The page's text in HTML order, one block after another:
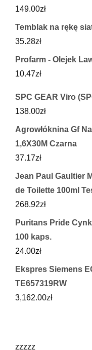
149.00zł
Temblak na rękę
35.28zł
Profarm - Olejek
10.47zł
SPC GEAR Viro
138.00zł
Agrowłóknina Gf
1,6X30M Czarna
37.17zł
Jean Paul Gaultier
de Toilette 100ml
268.92zł
Puritans Pride
100 kaps.
24.00zł
Ekspres Siemens
TE657319RW
3,162.00zł
zzzzz